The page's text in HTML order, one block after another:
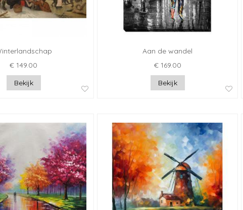
€ 149.00
Bekijk
Aan de wandel
€ 169.00
Bekijk